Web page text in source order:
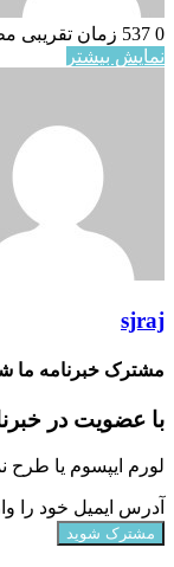
0
زمان تقریبی مطالعه
نمایش بیشتر
sjraj
مشترک خبرنامه ما
با عضویت در
لورم ایپسوم یا طرح‌
آدرس ایمیل خود را